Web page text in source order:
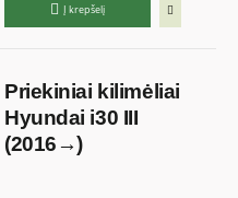
Į krepšelį
Priekiniai kilimėliai
Hyundai i30 III
(2016→)